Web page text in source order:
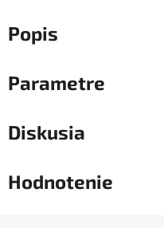
Popis
Parametre
Diskusia
Hodnotenie